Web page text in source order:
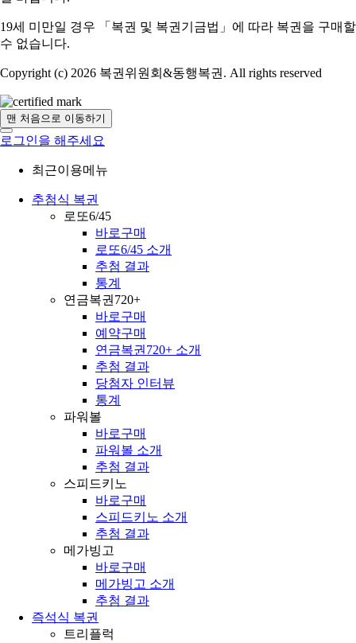
19세 미만일 경우 「복권 및 복권기금법」에 따라 복권을 구매할
수 없습니다.
Copyright (c) 2026 복권위원회&동행복권. All rights reserved
맨 처음으로 이동하기
로그인을 해주세요
최근이용메뉴
추첨식 복권
로또6/45
바로구매
로또6/45 소개
추첨 결과
통계
연금복권720+
바로구매
예약구매
연금복권720+ 소개
추첨 결과
당첨자 인터뷰
통계
파워볼
바로구매
파워볼 소개
추첨 결과
스피드키노
바로구매
스피드키노 소개
추첨 결과
메가빙고
바로구매
메가빙고 소개
추첨 결과
즉석식 복권
트리플럭